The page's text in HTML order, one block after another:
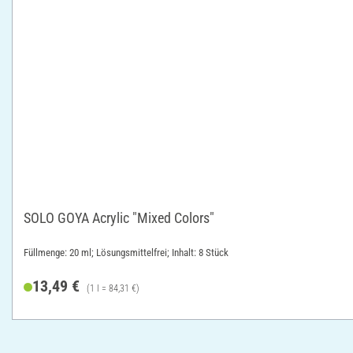
SOLO GOYA Acrylic "Mixed Colors"
Füllmenge: 20 ml; Lösungsmittelfrei; Inhalt: 8 Stück
13,49 € (1 l = 84,31 €)